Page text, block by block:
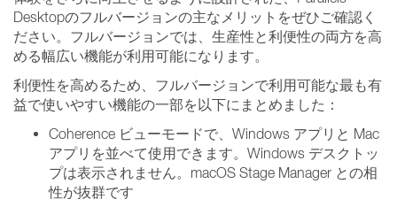
Desktopのフルバージョンの主なメリットをぜひご確認く
ださい。フルバージョンでは、生産性と利便性の両方を高
める幅広い機能が利用可能になります。
利便性を高めるため、フルバージョンで利用可能な最も有
益で使いやすい機能の一部を以下にまとめました：
Coherence ビューモードで、Windows アプリと Mac
アプリを並べて使用できます。Windows デスクトッ
プは表示されません。macOS Stage Manager との相
性が抜群です